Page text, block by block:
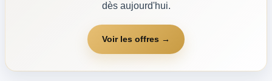
dès aujourd'hui.
Voir les offres →